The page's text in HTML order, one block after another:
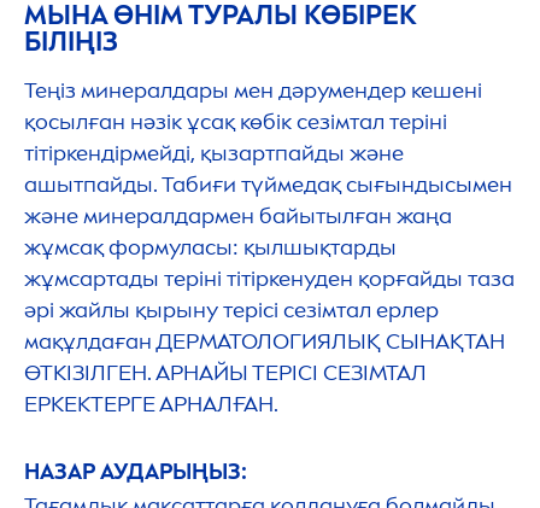
МЫНА ӨНІМ ТУРАЛЫ КӨБІРЕК
БІЛІҢІЗ
Теңіз минералдары мен дәрумендер кешені
қосылған нәзік ұсақ көбік сезімтал теріні
тітіркендірмейді, қызартпайды және
ашытпайды. Табиғи түймедақ сығындысымен
және минералдармен байытылған жаңа
жұмсақ формуласы: қылшықтарды
жұмсартады теріні тітіркенуден қорғайды таза
әрі жайлы қырыну терісі сезімтал ерлер
мақұлдаған ДЕРМАТОЛОГИЯЛЫҚ СЫНАҚТАН
ӨТКІЗІЛГЕН. АРНАЙЫ ТЕРІСІ СЕЗІМТАЛ
ЕРКЕКТЕРГЕ АРНАЛҒАН.
НАЗАР АУДАРЫҢЫЗ: